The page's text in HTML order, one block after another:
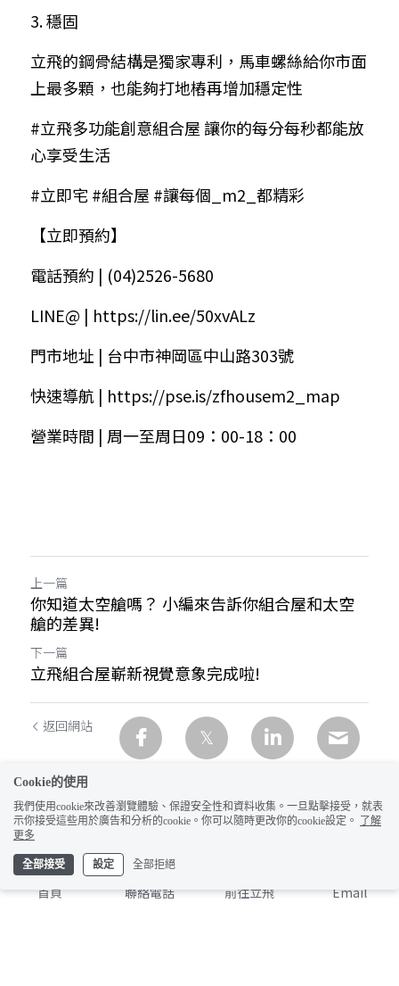
3. 穩固
立飛的鋼骨結構是獨家專利，馬車螺絲給你市面
上最多顆，也能夠打地樁再增加穩定性
#立飛多功能創意組合屋 讓你的每分每秒都能放
心享受生活
#立即宅#組合屋 #讓每個_m2_都精彩
【立即預約】
電話預約 | (04)2526-5680
LINE@ | https://lin.ee/50xvALz
門市地址 | 台中市神岡區中山路303號
快速導航 | https://pse.is/zfhousem2_map
營業時間 | 周一至周日09：00-18：00
上一篇
你知道太空艙嗎？ 小編來告訴你組合屋和太空
艙的差異!
下一篇
立飛組合屋嶄新視覺意象完成啦!
返回網站
首頁 聯絡電話 前往立飛 Email
Cookie的使用
我們使用cookie來改善瀏覽體驗、保證安全性和資料收集。一旦點擊接受，就表
示你接受這些用於廣告和分析的cookie。你可以隨時更改你的cookie設定。
了解
更多
全部接受 設定 全部拒絕